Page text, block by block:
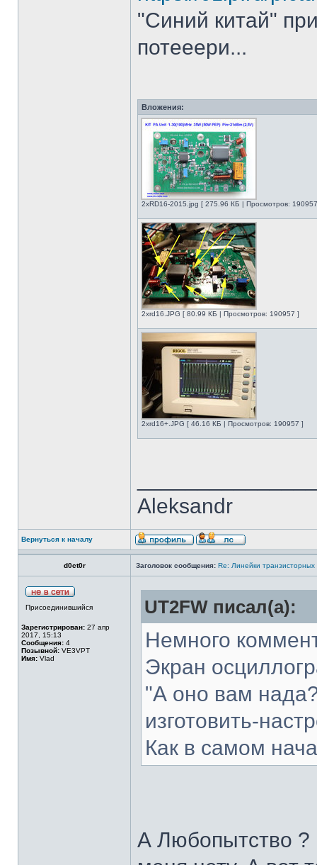
"Синий китай"
потееери...
Вложения:
2xRD16-2015.jpg [ 275.96 КБ | Просмотров:
2xrd16.JPG [ 80.99 КБ | Просмотров: 190957 ]
2xrd16+.JPG [ 46.16 КБ | Просмотров: 190957 ]
Aleksandr
Вернуться к началу
d0ct0r Заголовок сообщения: Re: Линейки
Присоединившийся
Зарегистрирован: 27 апр
2017, 15:13
Сообщения: 4
Позывной: VE3VPT
Имя: Vlad
UT2FW писал(а):
Немного
Экран
"А оно вам
изготовить-
Как в самом
А Любопытство ?